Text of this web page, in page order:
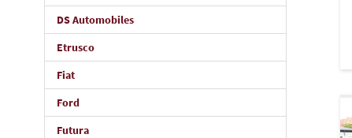
DS Automobiles
Etrusco
Fiat
Ford
Futura